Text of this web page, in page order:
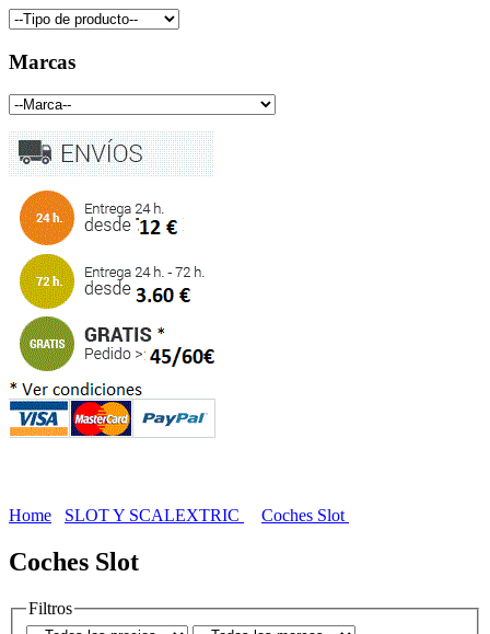
Marcas
Home SLOT Y SCALEXTRIC Coches Slot
Coches Slot
Filtros